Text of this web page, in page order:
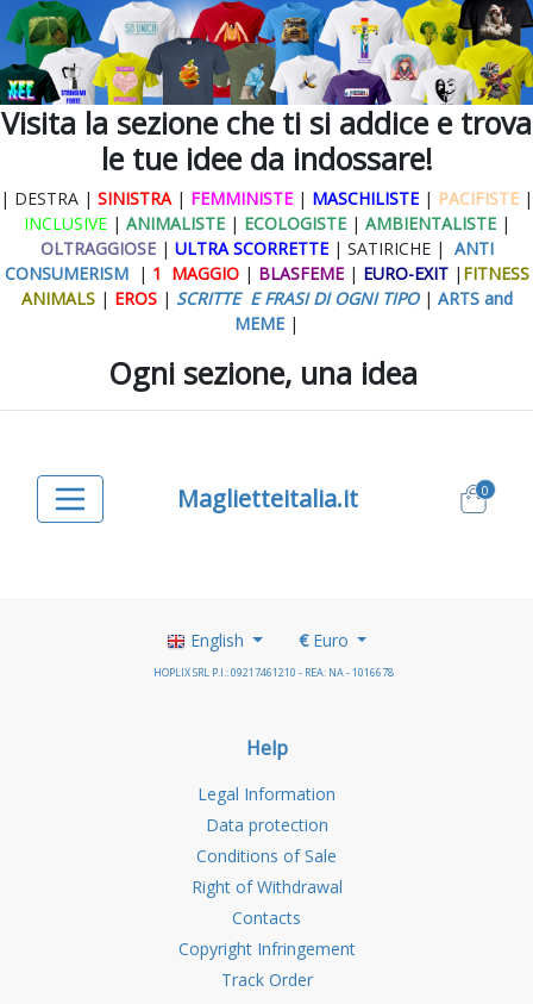
Visita la sezione che ti si addice e trova
le tue idee da indossare!
| DESTRA | SINISTRA| FEMMINISTE | MASCHILISTE | PACIFISTE |
INCLUSIVE| ANIMALISTE| ECOLOGISTE | AMBIENTALISTE|
OLTRAGGIOSE| ULTRA SCORRETTE | SATIRICHE | ANTI
CONSUMERISM | 1 MAGGIO| BLASFEME | EURO-EXIT| FITNESS
ANIMALS| EROS| SCRITTE E FRASI DI OGNI TIPO | ARTS and
MEME |
Ogni sezione, una idea
Maglietteitalia.it 0
English €Euro
HOPLIX SRL P.I.: 09217461210 - REA: NA - 1016678
Help
Legal Information
Data protection
Conditions of Sale
Right of Withdrawal
Contacts
Copyright Infringement
Track Order